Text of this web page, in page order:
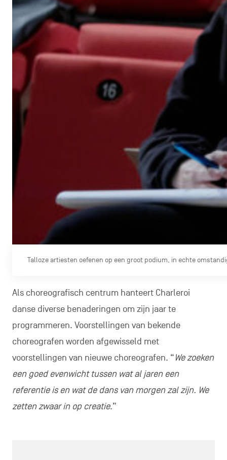
Talloze artiesten oefenen op een groot podium, in echte
Als choreografisch centrum hanteert Charleroi
danse diverse benaderingen om zijn jaar te
programmeren. Voorstellingen van bekende
choreografen worden afgewisseld met
voorstellingen van nieuwe choreografen. “We zoeken
een goed evenwicht tussen wat al jaren een
referentie is en wat de dans van morgen zal zijn. We
zetten zwaar in op creatie.”